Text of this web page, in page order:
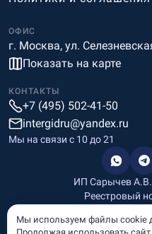
ОФИС
г. Москва, ул.
Показать на карте
КОНТАКТЫ
+7 (495) 502-41-50
intergidru@yandex.ru
Мы на связи c 10 до 21
ИП Сарычев А.В.
Реестровый
Информация, размещённая
Мы используем файлы cookie